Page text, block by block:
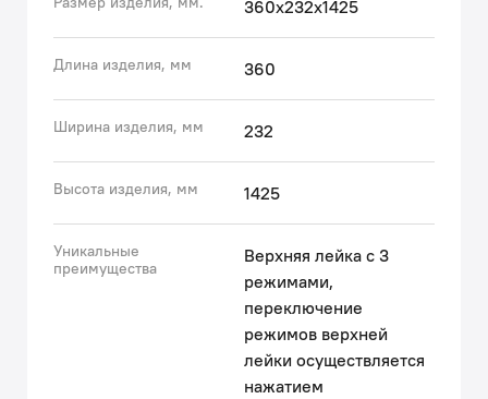
резким изменениям давления и перепадам
температуры воды.
• Хромированное покрытие устойчиво к появлению
Гарантия на смесители IDDIS® – 10 лет, на душевые
аксессуары – 3 года.
(с) Авторский текст, июль 2023 г.
360x232x1425
Длина изделия, мм 360
Ширина изделия, мм 232
Высота изделия, мм 1425
Уникальные
преимущества
Верхняя лейка с 3
режимами,
переключение
режимов верхней
лейки осуществляется
нажатием